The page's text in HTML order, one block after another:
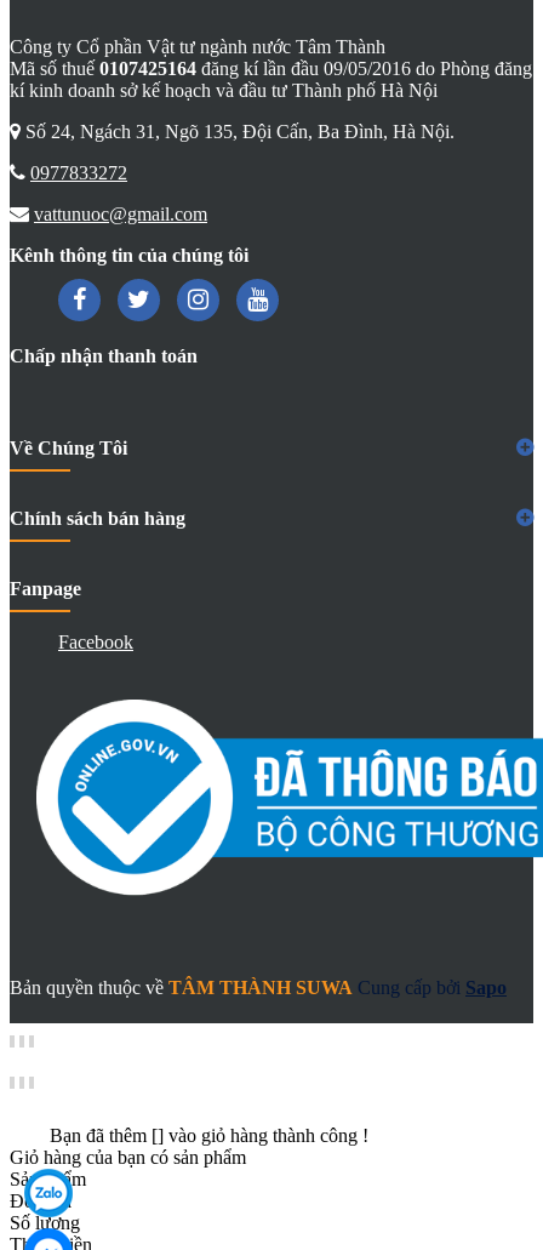
Công ty Cổ phần Vật tư ngành nước Tâm Thành
Mã số thuế 0107425164 đăng kí lần đầu 09/05/2016 do Phòng đăng
kí kinh doanh sở kế hoạch và đầu tư Thành phố Hà Nội
Số 24, Ngách 31, Ngõ 135, Đội Cấn, Ba Đình, Hà Nội.
0977833272
vattunuoc@gmail.com
Kênh thông tin của chúng tôi
Chấp nhận thanh toán
Về Chúng Tôi
Chính sách bán hàng
Fanpage
Facebook
Bản quyền thuộc về TÂM THÀNH SUWA Cung cấp bởi Sapo
Bạn đã thêm [] vào giỏ hàng thành công !
Giỏ hàng của bạn có sản phẩm
Sản phẩm
Đơn giá
Số lượng
Thành tiền